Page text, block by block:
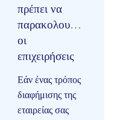
πρέπει να
παρακολουθούν
οι
επιχειρήσεις
Εάν ένας τρόπος
διαφήμισης της
εταιρείας σας